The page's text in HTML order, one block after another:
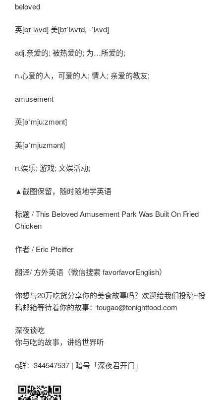
beloved
英[bɪˈlʌvd] 美[bɪˈlʌvɪd, -ˈlʌvd]
adj.亲爱的; 被热爱的; 为…所爱的;
n.心爱的人，可爱的人; 情人; 亲爱的教友;
amusement
英[əˈmju:zmənt]
美[əˈmjuzmənt]
n.娱乐; 游戏; 文娱活动;
▲截图保留，随时随地学英语
标题 / This Beloved Amusement Park Was Built On Fried
Chicken
作者 / Eric Pfeiffer
翻译/ 方外英语（微信搜索 favorfavorEnglish）
你想与20万吃货分享你的美食故事吗？欢迎给我们投稿~投
稿邮箱等待着你的故事：tougao@tonightfood.com
深夜谈吃
你与吃的故事，讲给世界听
q群：344547537 | 暗号「深夜君开门」